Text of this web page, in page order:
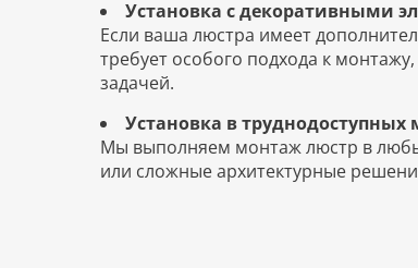
Установка с декоративными
Если ваша люстра имеет
требует особого подхода к
задачей.
Установка в труднодоступных
Мы выполняем монтаж люстр в
или сложные архитектурные